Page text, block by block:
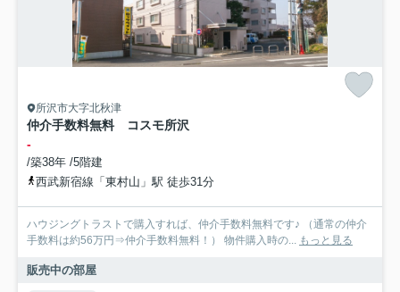
所沢市大字北秋津
仲介手数料無料 コスモ所沢
-
/築38年 /5階建
西武新宿線「東村山」駅 徒歩31分
ハウジングトラストで購入すれば、仲介手数料無料です♪ （通常の仲介
手数料は約56万円⇒仲介手数料無料！） 物件購入時の... もっと見る
販売中の部屋